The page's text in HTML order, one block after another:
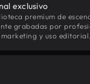
exclusivo
premium de
grabadas por
y uso editorial.